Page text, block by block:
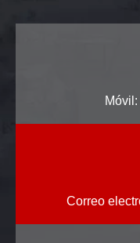
Correo